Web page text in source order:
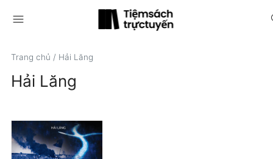
menu
Trang chủ / Hải Lăng
Hải Lăng